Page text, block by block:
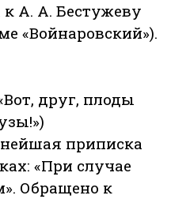
А. А. Бестужеву
«Войнаровский»).
друг, плоды
приписка
«При случае
Обращено к